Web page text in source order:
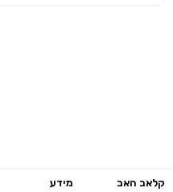
קלאב האב מידע